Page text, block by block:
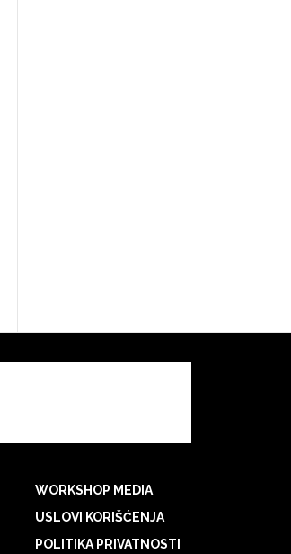
WORKSHOP MEDIA
USLOVI KORIŠĆENJA
POLITIKA PRIVATNOSTI